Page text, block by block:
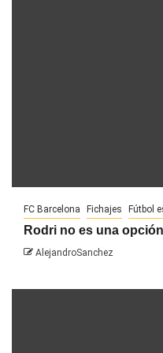
FC Barcelona Fichajes Fútbol
Rodri no es una opción
AlejandroSanchez